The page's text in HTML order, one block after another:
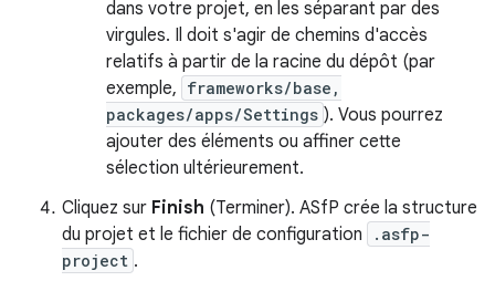
dans votre projet, en les séparant par des
virgules. Il doit s'agir de chemins d'accès
relatifs à partir de la racine du dépôt (par
exemple, frameworks/base,
packages/apps/Settings ). Vous pourrez
ajouter des éléments ou affiner cette
sélection ultérieurement.
Cliquez sur Finish (Terminer). ASfP crée la structure
du projet et le fichier de configuration
.asfp-
project .